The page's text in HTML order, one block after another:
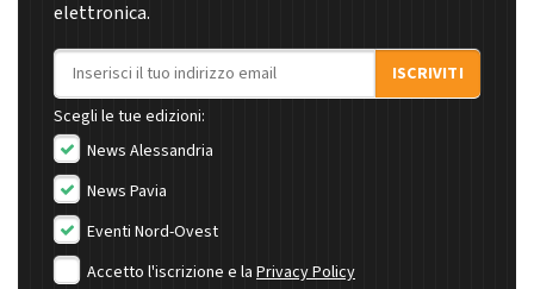
elettronica.
Indirizzo email
ISCRIVITI
Scegli le tue edizioni:
News Alessandria
News Pavia
Eventi Nord-Ovest
Accetto l'iscrizione e la Privacy Policy